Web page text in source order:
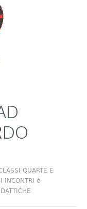
QUARTE E
INCONTRI è